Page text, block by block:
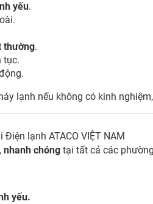
yếu.
thường.
tục.
lạnh nếu không có kinh
lạnh ATACO VIỆT NAM
nhanh chóng tại tất cả các
yếu.